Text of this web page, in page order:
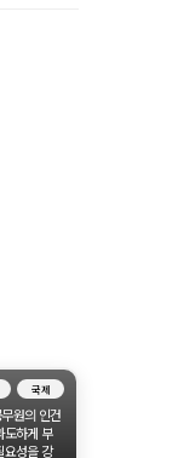
국제
원의 인건
도하게 부
요성을 강